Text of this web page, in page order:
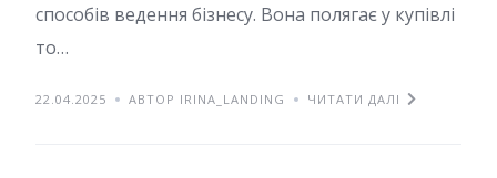
способів ведення бізнесу. Вона полягає у купівлі
то…
22.04.2025 АВТОР IRINA_LANDING ЧИТАТИ ДАЛІ